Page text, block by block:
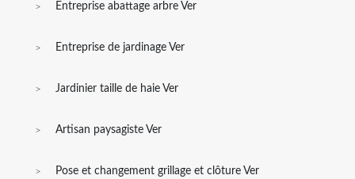
Entreprise abattage arbre Ver
Entreprise de jardinage Ver
Jardinier taille de haie Ver
Artisan paysagiste Ver
Pose et changement grillage et clôture Ver